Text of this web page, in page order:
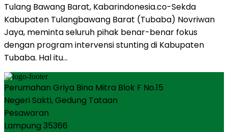
Tulang Bawang Barat, Kabarindonesia.co-Sekda
Kabupaten Tulangbawang Barat (Tubaba) Novriwan
Jaya, meminta seluruh pihak benar-benar fokus
dengan program intervensi stunting di Kabupaten
Tubaba. Hal itu…
Perumahan Griya Bina Mitra Blok F No.15
Negeri Sakti, Gedung Tataan
Pesawaran
Lampung 35366